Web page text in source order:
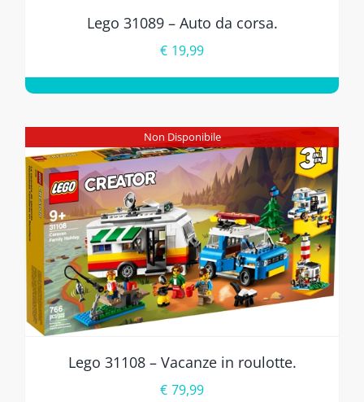
Lego 31089 – Auto da corsa.
€ 19,99
Non Disponibile
Lego 31108 – Vacanze in roulotte.
€ 79,99